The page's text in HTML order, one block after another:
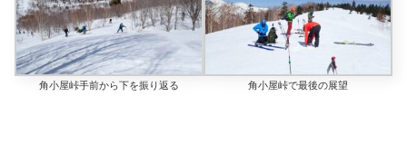
角小屋峠手前から下を振り返る 角小屋峠で最後の展望